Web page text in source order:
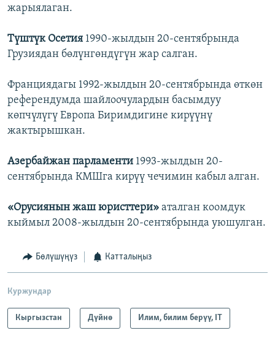
жарыялаган.
Түштүк Осетия 1990-жылдын 20-сентябрында
Грузиядан бөлүнгөндүгүн жар салган.
Франциядагы 1992-жылдын 20-сентябрында өткөн
референдумда шайлоочулардын басымдуу
көпчүлүгү Европа Биримдигине кирүүнү
жактырышкан.
Азербайжан парламенти 1993-жылдын 20-
сентябрында КМШга кирүү чечимин кабыл алган.
«Орусиянын жаш юристтери» аталган коомдук
кыймыл 2008-жылдын 20-сентябрында уюшулган.
Бөлүшүңүз Катталыңыз
Куржундар
Кыргызстан Дүйнө Илим, билим берүү, IT